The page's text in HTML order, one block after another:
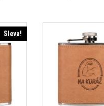
Sleva!